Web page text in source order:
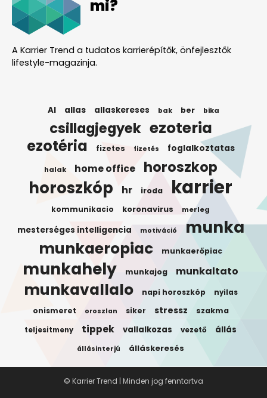
mi?
A Karrier Trend a tudatos karrierépítők, önfejlesztők
lifestyle-magazinja.
AI allas allaskereses bak ber bika
csillagjegyek ezoteria
ezotéria fizetes fizetés foglalkoztatas
halak home office horoszkop
horoszkóp hr iroda karrier
kommunikacio koronavirus merleg
mesterséges intelligencia motiváció munka
munkaeropiac munkaerőpiac
munkahely munkajog munkaltato
munkavallalo napi horoszkóp nyilas
onismeret oroszlan siker stressz szakma
teljesitmeny tippek vallalkozas vezető állás
állásinterjú álláskeresés
© Karrier Trend | Minden jog fenntartva